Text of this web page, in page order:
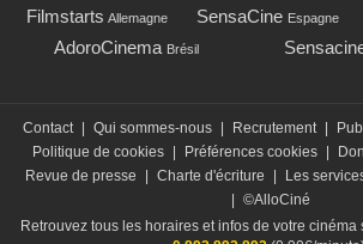
Filmstarts Allemagne SensaCine Espagne
AdoroCinema Brésil
Contact Qui sommes-nous Recrutement
Politique de cookies
Préférences cookies
Revue de presse
Charte d'écriture Les
©AlloCiné
Retrouvez tous les horaires et infos de votre